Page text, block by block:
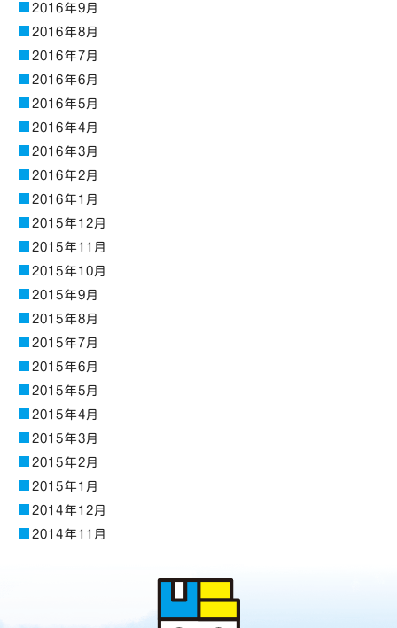
2016年9月
2016年8月
2016年7月
2016年6月
2016年5月
2016年4月
2016年3月
2016年2月
2016年1月
2015年12月
2015年11月
2015年10月
2015年9月
2015年8月
2015年7月
2015年6月
2015年5月
2015年4月
2015年3月
2015年2月
2015年1月
2014年12月
2014年11月